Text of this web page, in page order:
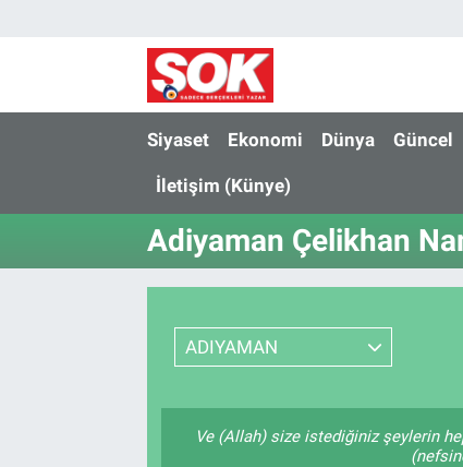
Siyaset Ekonomi Dünya Güncel
İletişim (Künye)
Adiyaman Çelikhan
ADIYAMAN
Ve (Allah) size istediğiniz şeylerin
Nöbetçi Eczaneler
Hava Durumu
İstanbul Namaz Vakitleri
Trafik Durumu
Tüm Manşetler